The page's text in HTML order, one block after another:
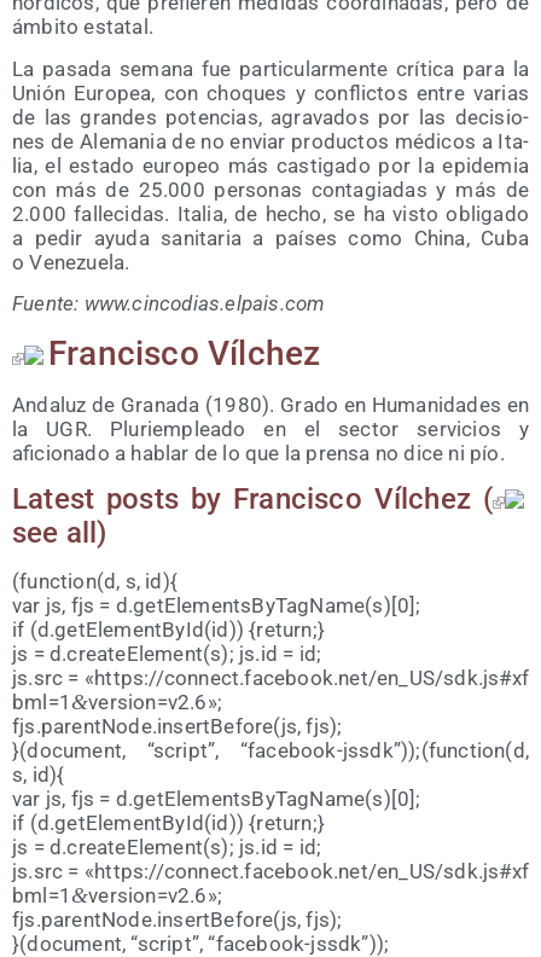
ámbi­to estatal.
La pasa­da sema­na fue par­ti­cu­lar­men­te crí­ti­ca para la
Unión Euro­pea, con cho­ques y con­flic­tos entre varias
de las gran­des poten­cias, agra­va­dos por las deci­sio­
nes de Ale­ma­nia de no enviar pro­duc­tos médi­cos a Ita­
lia, el esta­do euro­peo más cas­ti­ga­do por la epi­de­mia
con más de 25.000 per­so­nas con­ta­gia­das y más de
2.000 falle­ci­das. Ita­lia, de hecho, se ha vis­to obli­ga­do
a pedir ayu­da sani­ta­ria a paí­ses como Chi­na, Cuba
o Venezuela.
Fuen­te: www​.cin​co​dias​.elpais​.com
Francisco Vílchez
Andaluz de Granada (1980). Grado en Humanidades en
la UGR. Pluriempleado en el sector servicios y
aficionado a hablar de lo que la prensa no dice ni pío.
Latest posts by Fran­cis­co Víl­chez (
see all)
(function(d, s, id){
var js, fjs = d.getElementsByTagName(s)[0];
if (d.getElementById(id)) {return;}
js = d.createElement(s); js​.id = id;
js.src = «https://​con​nect​.face​book​.net/​e​n​_​U​S​/​s​d​k​.​j​s​#​x​f​
b​m​l​=​1​ &​v​e​r​s​i​o​n​=​v​2.6»;
fjs.parentNode.insertBefore(js, fjs);
}(docu­ment, “script”, “facebook-jssdk”));(function(d,
s, id){
var js, fjs = d.getElementsByTagName(s)[0];
if (d.getElementById(id)) {return;}
js = d.createElement(s); js​.id = id;
js.src = «https://​con​nect​.face​book​.net/​e​n​_​U​S​/​s​d​k​.​j​s​#​x​f​
b​m​l​=​1​ &​v​e​r​s​i​o​n​=​v​2.6»;
fjs.parentNode.insertBefore(js, fjs);
}(docu­ment, “script”, “face­book-jssdk”));